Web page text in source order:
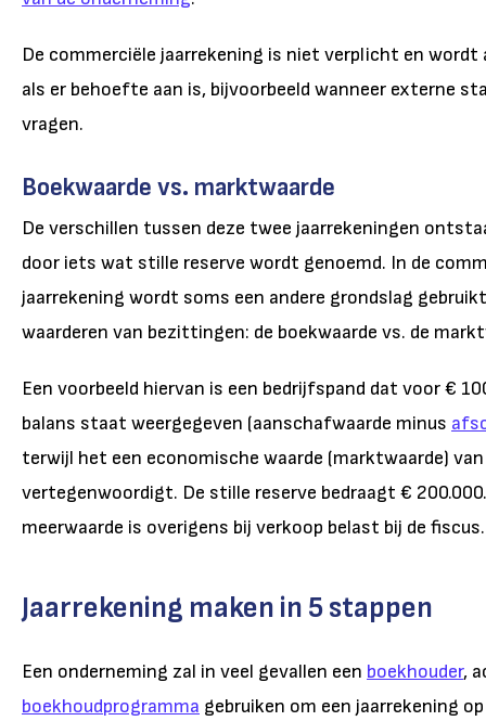
De commerciële jaarrekening is niet verplicht en wordt
als er behoefte aan is, bijvoorbeeld wanneer externe
vragen.
Boekwaarde vs. marktwaarde
De verschillen tussen deze twee jaarrekeningen
door iets wat stille reserve wordt genoemd. In de
jaarrekening wordt soms een andere grondslag
waarderen van bezittingen: de boekwaarde vs. de
Een voorbeeld hiervan is een bedrijfspand dat voor €
balans staat weergegeven (aanschafwaarde minus
terwijl het een economische waarde (marktwaarde)
vertegenwoordigt. De stille reserve bedraagt €
meerwaarde is overigens bij verkoop belast bij de fiscus.
Jaarrekening maken in 5 stappen
Een onderneming zal in veel gevallen een boekhouder,
boekhoudprogramma gebruiken om een jaarrekening